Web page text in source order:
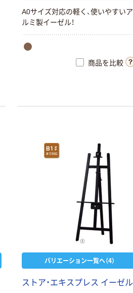
A0サイズ対応の軽く、使いやすいア
ルミ製イーゼル！
商品を比較
バリエーション一覧へ（4）
ストア・エキスプレス イーゼル